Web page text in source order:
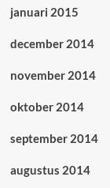
januari 2015
december 2014
november 2014
oktober 2014
september 2014
augustus 2014